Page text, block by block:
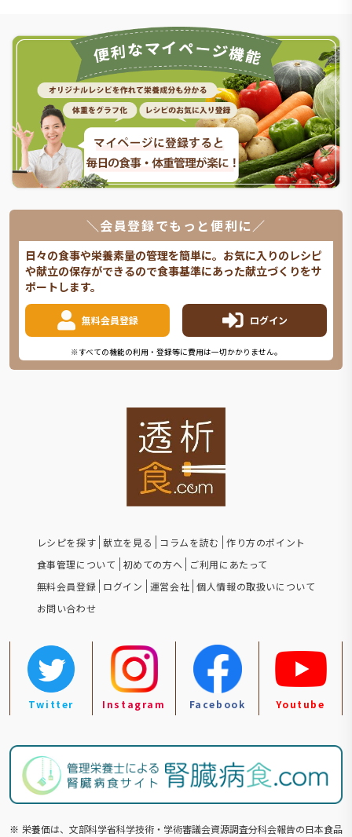
＼会員登録でもっと便利に／
日々の食事や栄養素量の管理を簡単に。お気に入りのレシピ
や献立の保存ができるので食事基準にあった献立づくりをサ
ポートします。
無料会員登録 ログイン
※すべての機能の利用・登録等に費用は一切かかりません。
レシピを探す 献立を見る コラムを読む
作り方のポイント
食事管理について
初めての方へ
ご利用にあたって
無料会員登録 ログイン 運営会社 個人情報の取扱いについて
お問い合わせ
Twitter Instagram Facebook Youtube
※ 栄養価は、文部科学省科学技術・学術審議会資源調査分科会報告の⽇本食品